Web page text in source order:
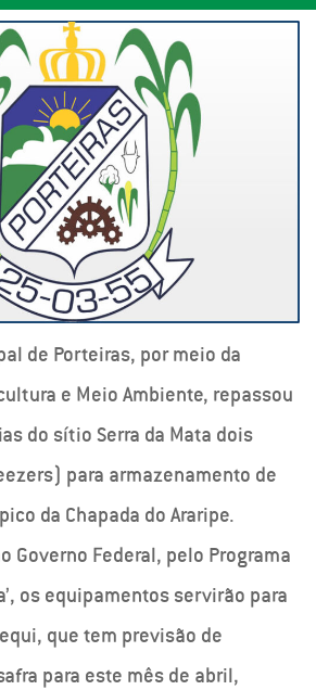
de Porteiras, por meio da
e Meio Ambiente, repassou
do sítio Serra da Mata dois
para armazenamento de
da Chapada do Araripe.
Governo Federal, pelo Programa
os equipamentos servirão para
que tem previsão de
para este mês de abril,